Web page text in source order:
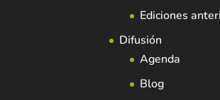
Ediciones
Difusión
Agenda
Blog